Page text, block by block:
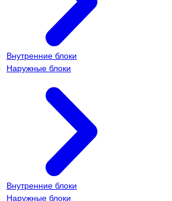
Внутренние блоки
Наружные блоки
Внутренние блоки
Наружные блоки